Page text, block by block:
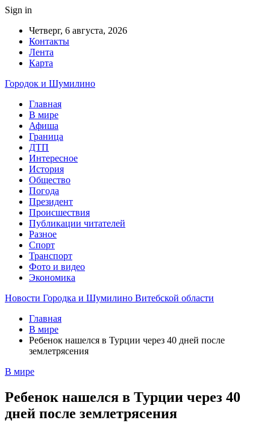
Sign in
Четверг, 6 августа, 2026
Контакты
Лента
Карта
Городок и Шумилино
Главная
В мире
Афиша
Граница
ДТП
Интересное
История
Общество
Погода
Президент
Происшествия
Публикации читателей
Разное
Спорт
Транспорт
Фото и видео
Экономика
Новости Городка и Шумилино Витебской области
Главная
В мире
Ребенок нашелся в Турции через 40 дней после
землетрясения
В мире
Ребенок нашелся в Турции через 40
дней после землетрясения